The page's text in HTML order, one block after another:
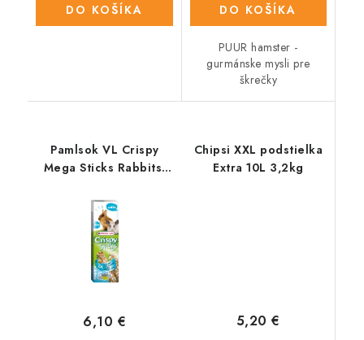
DO KOŠÍKA DO KOŠÍKA
PUUR hamster -
gurmánske mysli pre
škrečky
Pamlsok VL Crispy
Mega Sticks Rabbits-
Valley" 2 ks 140 g
6,10 €
Chipsi XXL podstielka
Extra 10L 3,2kg
5,20 €